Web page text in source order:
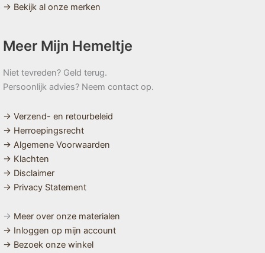
→ Bekijk al onze merken
Meer Mijn Hemeltje
Niet tevreden? Geld terug.
Persoonlijk advies? Neem contact op.
→ Verzend- en retourbeleid
→ Herroepingsrecht
→ Algemene Voorwaarden
→ Klachten
→ Disclaimer
→ Privacy Statement
→ Meer over onze materialen
→ Inloggen op mijn account
→ Bezoek onze winkel